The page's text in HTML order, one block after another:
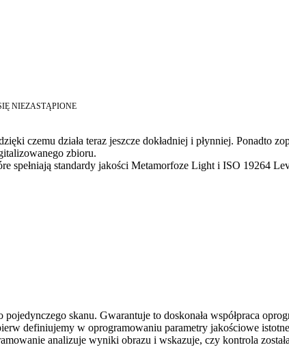
NIEZASTĄPIONE
czemu działa teraz jeszcze dokładniej i płynniej.
zbioru.
spełniają standardy jakości Metamorfoze Light i ISO 19264
skanu. Gwarantuje to doskonała współpraca
definiujemy w oprogramowaniu parametry jakościowe
analizuje wyniki obrazu i wskazuje, czy kontrola